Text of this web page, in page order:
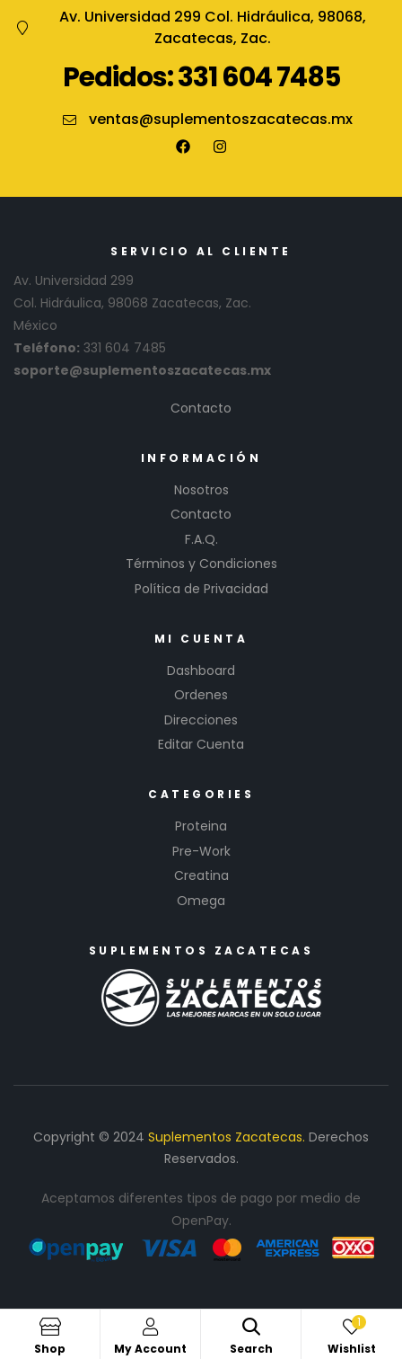
Av. Universidad 299 Col. Hidráulica, 98068,
Zacatecas, Zac.
Pedidos: 331 604 7485
ventas@suplementoszacatecas.mx
SERVICIO AL CLIENTE
Av. Universidad 299
Col. Hidráulica, 98068 Zacatecas, Zac.
México
Teléfono: 331 604 7485
soporte@suplementoszacatecas.mx
Contacto
INFORMACIÓN
Nosotros
Contacto
F.A.Q.
Términos y Condiciones
Política de Privacidad
MI CUENTA
Dashboard
Ordenes
Direcciones
Editar Cuenta
CATEGORIES
Proteina
Pre-Work
Creatina
Omega
SUPLEMENTOS ZACATECAS
Copyright © 2024 Suplementos Zacatecas. Derechos
Reservados.
Aceptamos diferentes tipos de pago por medio de
OpenPay.
Shop My Account Search Wishlist
1